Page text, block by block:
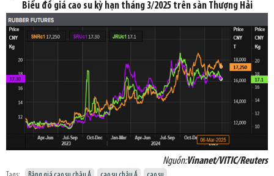
Biểu đồ giá cao su kỳ hạn tháng 3/2025 trên sàn Thượng Hải
Nguồn:Vinanet/VITIC/Reuters